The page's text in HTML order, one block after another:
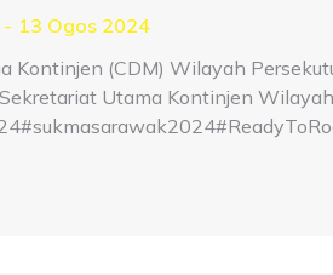
13 Ogos 2024
Kontinjen (CDM) Wilayah
Utama Kontinjen